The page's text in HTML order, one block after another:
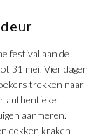
festival aan de
31 mei. Vier dagen
trekken naar
authentieke
aanmeren.
dekken kraken